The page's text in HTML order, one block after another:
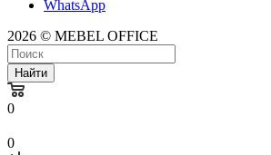
WhatsApp
2026 © MEBEL OFFICE
Найти
0
0